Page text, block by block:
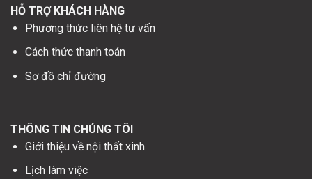
HỖ TRỢ KHÁCH HÀNG
Phương thức liên hệ tư vấn
Cách thức thanh toán
Sơ đồ chỉ đường
THÔNG TIN CHÚNG TÔI
Giới thiệu về nội thất xinh
Lịch làm việc